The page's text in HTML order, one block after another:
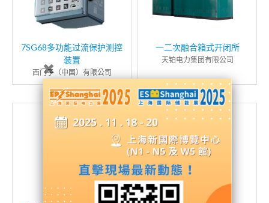
7SG68多功能过流保护测控
装置
西门子（中国）有限公司
一二次融合箱式开闭所
天铂电力集团有限公司